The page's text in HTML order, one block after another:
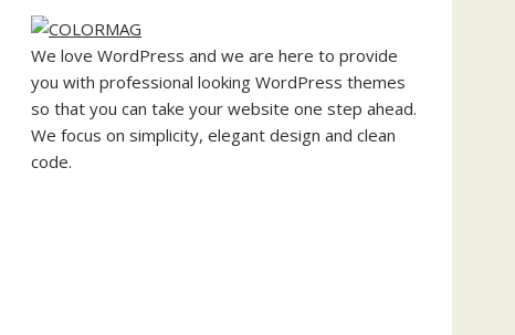
We love WordPress and we are here to provide
you with professional looking WordPress themes
so that you can take your website one step ahead.
We focus on simplicity, elegant design and clean
code.